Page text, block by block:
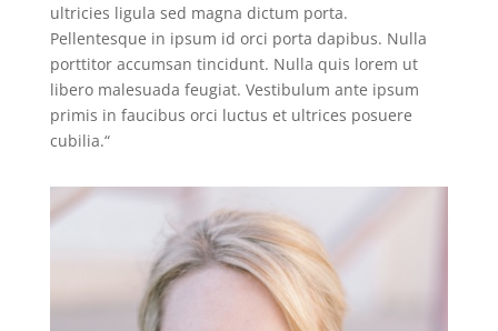
ultricies ligula sed magna dictum porta.
Pellentesque in ipsum id orci porta dapibus. Nulla
porttitor accumsan tincidunt. Nulla quis lorem ut
libero malesuada feugiat. Vestibulum ante ipsum
primis in faucibus orci luctus et ultrices posuere
cubilia.“